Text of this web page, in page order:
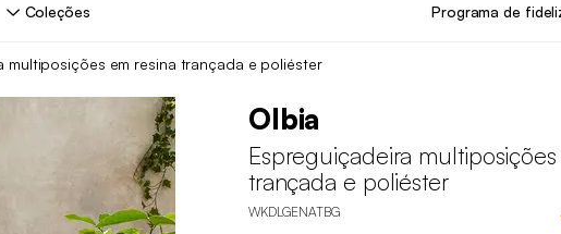
Coleções Programa de
multiposições em resina trançada e poliéster
Olbia
Espreguiçadeira
trançada e poliéster
WKDLGENATBG